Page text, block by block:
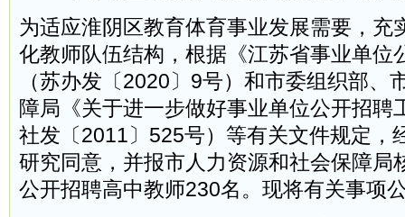
为适应淮阴区教育体育事业发展需要，充
化教师队伍结构，根据《江苏省事业单位
（苏办发〔2020〕9号）和市委组织部、
障局《关于进一步做好事业单位公开招聘
社发〔2011〕525号）等有关文件规定，
研究同意，并报市人力资源和社会保障局
公开招聘高中教师230名。现将有关事项